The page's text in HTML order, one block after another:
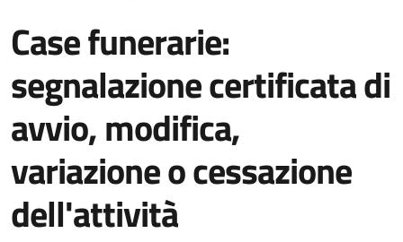
Case funerarie:
segnalazione certificata di
avvio, modifica,
variazione o cessazione
dell'attività